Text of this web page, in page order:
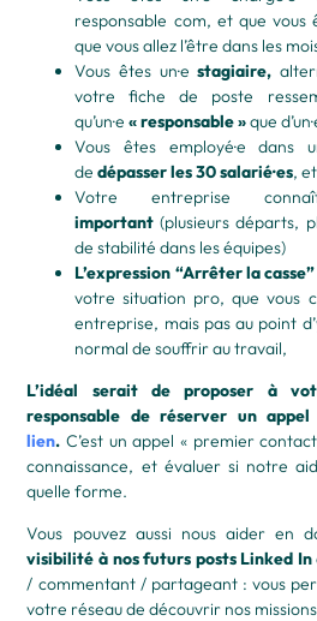
responsable com, et que
que vous allez l’être dans les
Vous êtes un·estagiaire,
votre fiche de poste
qu’un·e« responsable »que
Vous êtes employé·e dans
dedépasser les 30 salarié·es,
Votre entreprise
important (plusieurs départs,
de stabilité dans les équipes)
L’expression “Arrêter la
votre situation pro, que vous
entreprise, mais pas au point
normal de souffrir au travail,
L’idéal serait de proposer à
responsable de réserver un appel
lien. C’est un appel « premier
connaissance, et évaluer si notre
quelle forme.
Vous pouvez aussi nous aider en
visibilité à nos futurs posts Linked In
/ commentant / partageant : vous
votre réseau de découvrir nos